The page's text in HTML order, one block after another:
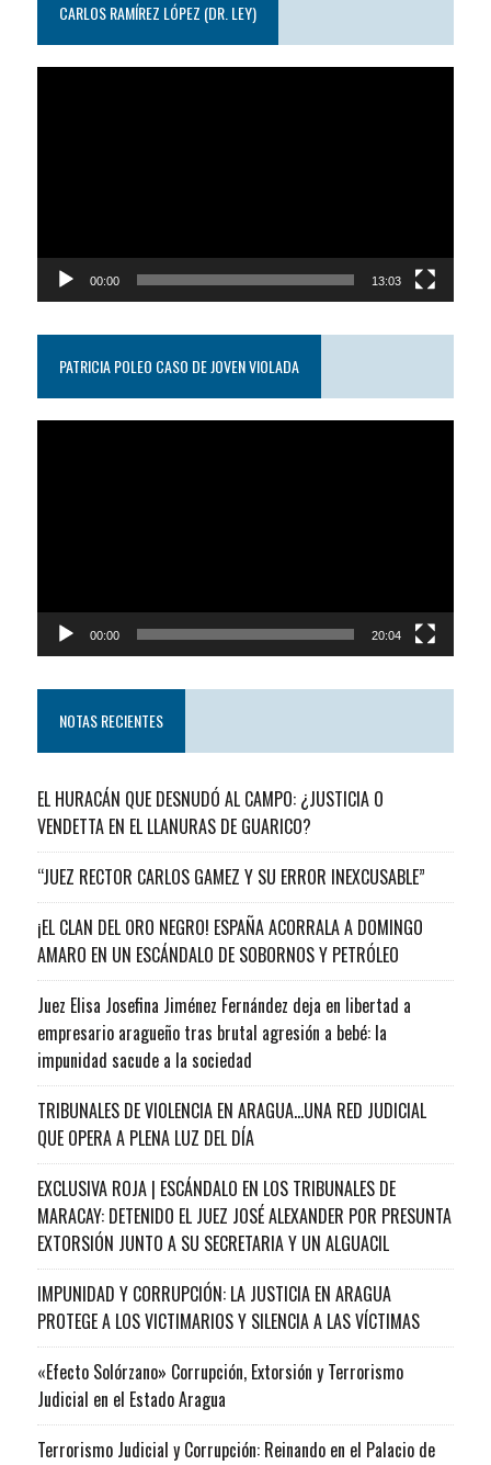
CARLOS RAMÍREZ LÓPEZ (DR. LEY)
00:00 13:03
PATRICIA POLEO CASO DE JOVEN VIOLADA
00:00 20:04
NOTAS RECIENTES
EL HURACÁN QUE DESNUDÓ AL CAMPO: ¿JUSTICIA O
VENDETTA EN EL LLANURAS DE GUARICO?
“JUEZ RECTOR CARLOS GAMEZ Y SU ERROR INEXCUSABLE”
¡EL CLAN DEL ORO NEGRO! ESPAÑA ACORRALA A DOMINGO
AMARO EN UN ESCÁNDALO DE SOBORNOS Y PETRÓLEO
Juez Elisa Josefina Jiménez Fernández deja en libertad a
empresario aragueño tras brutal agresión a bebé: la
impunidad sacude a la sociedad
TRIBUNALES DE VIOLENCIA EN ARAGUA…UNA RED JUDICIAL
QUE OPERA A PLENA LUZ DEL DÍA
EXCLUSIVA ROJA | ESCÁNDALO EN LOS TRIBUNALES DE
MARACAY: DETENIDO EL JUEZ JOSÉ ALEXANDER POR PRESUNTA
EXTORSIÓN JUNTO A SU SECRETARIA Y UN ALGUACIL
IMPUNIDAD Y CORRUPCIÓN: LA JUSTICIA EN ARAGUA
PROTEGE A LOS VICTIMARIOS Y SILENCIA A LAS VÍCTIMAS
«Efecto Solórzano» Corrupción, Extorsión y Terrorismo
Judicial en el Estado Aragua
Terrorismo Judicial y Corrupción: Reinando en el Palacio de